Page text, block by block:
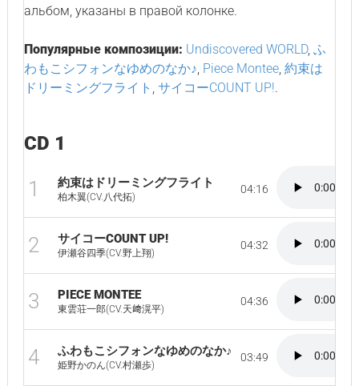
альбом, указаны в правой колонке.
Популярные композиции: Undiscovered WORLD, ふ
わもこシフォンなゆめのなか♪, Piece Montee, 約束は
ドリーミングフライト , サイコーCOUNT UP!.
CD 1
1 約束はドリーミングフライト
柏木翼(CV.八代拓)
04:16
2 サイコーCOUNT UP!
伊瀬谷四季(CV.野上翔)
04:32
3 PIECE MONTEE
東雲荘一郎(CV.天﨑滉平)
04:36
4 ふわもこシフォンなゆめのなか♪
姫野かのん(CV.村瀬歩)
03:49